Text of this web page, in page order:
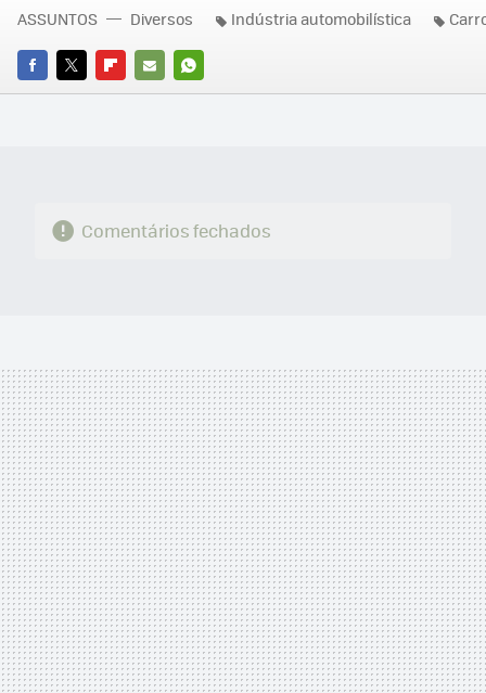
FACEBOOK
TWITTERFLIPBOARD
E-
WHATSAPP
ASSUNTOS Diversos Indústria automobilística
Comentários fechados